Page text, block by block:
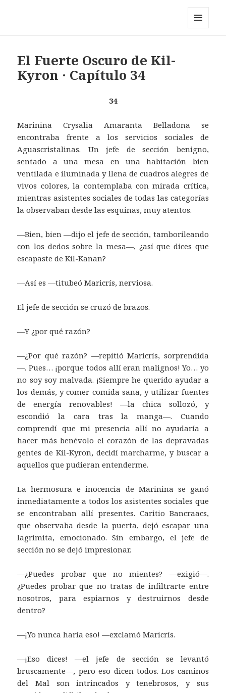
El Fuerte Oscuro de Kil-
Kyron · Capítulo 34
34
Marinina Crysalia Amaranta Belladona se
encontraba frente a los servicios sociales de
Aguascristalinas. Un jefe de sección benigno,
sentado a una mesa en una habitación bien
ventilada e iluminada y llena de cuadros alegres de
vivos colores, la contemplaba con mirada crítica,
mientras asistentes sociales de todas las categorías
la observaban desde las esquinas, muy atentos.
—Bien, bien —dijo el jefe de sección, tamborileando
con los dedos sobre la mesa—, ¿así que dices que
escapaste de Kil-Kanan?
—Así es —titubeó Maricrís, nerviosa.
El jefe de sección se cruzó de brazos.
—Y ¿por qué razón?
—¿Por qué razón? —repitió Maricrís, sorprendida
—. Pues… ¡porque todos allí eran malignos! Yo… yo
no soy soy malvada. ¡Siempre he querido ayudar a
los demás, y comer comida sana, y utilizar fuentes
de energía renovables! —la chica sollozó, y
escondió la cara tras la manga—. Cuando
comprendí que mi presencia allí no ayudaría a
hacer más benévolo el corazón de las depravadas
gentes de Kil-Kyron, decidí marcharme, y buscar a
aquellos que pudieran entenderme.
La hermosura e inocencia de Marinina se ganó
inmediatamente a todos los asistentes sociales que
se encontraban allí presentes. Caritio Bancraacs,
que observaba desde la puerta, dejó escapar una
lagrimita, emocionado. Sin embargo, el jefe de
sección no se dejó impresionar.
—¿Puedes probar que no mientes? —exigió—.
¿Puedes probar que no tratas de infiltrarte entre
nosotros, para espiarnos y destruirnos desde
dentro?
—¡Yo nunca haría eso! —exclamó Maricrís.
—¡Eso dices! —el jefe de sección se levantó
bruscamente—, pero eso dicen todos. Los caminos
del Mal son intrincados y tenebrosos, y sus